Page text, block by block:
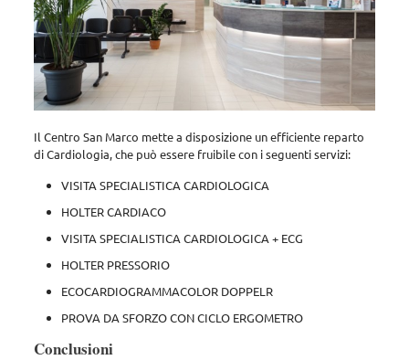
Il Centro San Marco mette a disposizione un efficiente reparto
di Cardiologia, che può essere fruibile con i seguenti servizi:
VISITA SPECIALISTICA CARDIOLOGICA
HOLTER CARDIACO
VISITA SPECIALISTICA CARDIOLOGICA + ECG
HOLTER PRESSORIO
ECOCARDIOGRAMMACOLOR DOPPELR
PROVA DA SFORZO CON CICLO ERGOMETRO
Conclusioni